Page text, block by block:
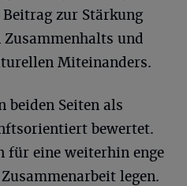
zur Stärkung
und
Miteinanders.
beiden Seiten als
bewertet.
für eine weiterhin enge
legen.